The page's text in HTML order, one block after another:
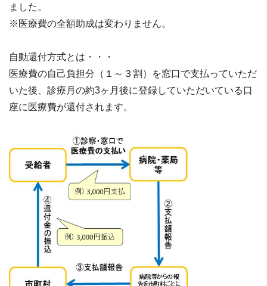
ました。
※医療費の全額助成は変わりません。
自動還付方式とは・・・
医療費の自己負担分（１～３割）を窓口で支払っていただ
いた後、診療月の約3ヶ月後に登録していただいている口
座に医療費が還付されます。